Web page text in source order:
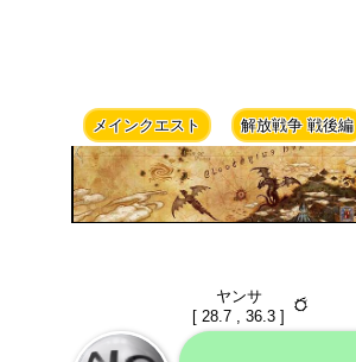
メインクエスト 解放戦争 戦後編
ヤンサ
[ 28.7 , 36.3 ]